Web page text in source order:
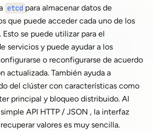
etcd para almacenar datos de
que puede acceder cada uno de los
se puede utilizar para el
servicios y puede ayudar a los
o reconfigurarse de acuerdo
actualizada. También ayuda a
del clúster con características como
principal y bloqueo distribuido. Al
API HTTP / JSON , la interfaz
valores es muy sencilla.